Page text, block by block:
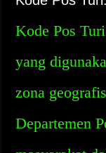
Kode Pos
yang
zona
Departemen